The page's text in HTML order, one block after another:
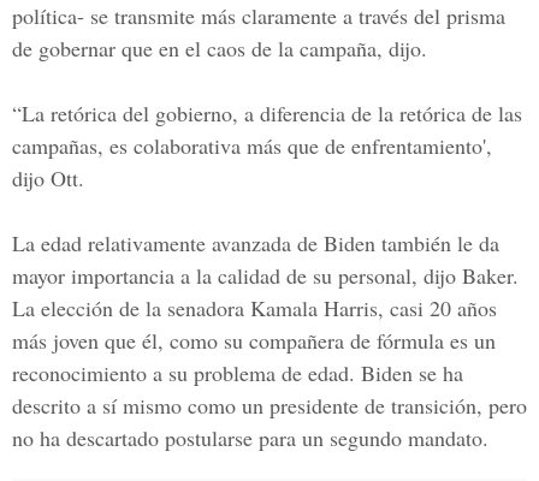
política- se transmite más claramente a través del prisma
de gobernar que en el caos de la campaña, dijo.
“La retórica del gobierno, a diferencia de la retórica de las
campañas, es colaborativa más que de enfrentamiento',
dijo Ott.
La edad relativamente avanzada de Biden también le da
mayor importancia a la calidad de su personal, dijo Baker.
La elección de la senadora Kamala Harris, casi 20 años
más joven que él, como su compañera de fórmula es un
reconocimiento a su problema de edad. Biden se ha
descrito a sí mismo como un presidente de transición, pero
no ha descartado postularse para un segundo mandato.